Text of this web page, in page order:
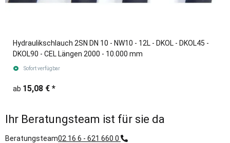
Hydraulikschlauch 2SN DN 10 - NW10 - 12L - DKOL - DKOL45 -
DKOL90 - CEL Längen 2000 - 10.000 mm
Sofort verfügbar
ab 15,08 € *
Ihr Beratungsteam ist für sie da
Beratungsteam02 16 6 - 621 660 0